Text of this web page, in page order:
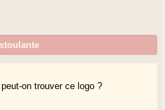
on trouver ce logo ?